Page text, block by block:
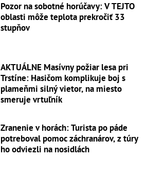
Pozor na sobotné horúčavy: V TEJTO
oblasti môže teplota prekročiť 33
stupňov
AKTUÁLNE Masívny požiar lesa pri
Trstíne: Hasičom komplikuje boj s
plameňmi silný vietor, na miesto
smeruje vrtuľník
Zranenie v horách: Turista po páde
potreboval pomoc záchranárov, z túry
ho odviezli na nosidlách